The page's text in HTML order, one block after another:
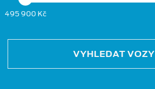
495 900 Kč
VYHLEDAT VOZY